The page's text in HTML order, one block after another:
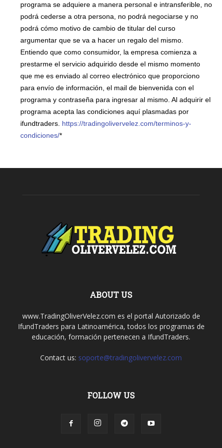
programa se adquiere a manera personal e intransferible, no
podrá cederse a otra persona, no podrá negociarse y no
podrá cómo motivo de cambio de titular del curso
argumentar que se va a hacer un regalo del mismo.
Entiendo que como consumidor, la empresa comienza a
prestarme el servicio adquirido desde el mismo momento
que me es enviado al correo electrónico que proporciono
para envío de información, el mail de bienvenida con el
programa y contraseña para ingresar al mismo. Al adquirir el
programa acepta las condiciones aquí plasmadas por
ifundtraders. https://tradingolivervelez.com/terminos-y-
condiciones/*
ABOUT US
www.TradingOliverVelez.com es el portal Autorizado de
IfundTraders para Latinoamérica, todos los programas de
educación, formación pertenecen a IfundTraders.
Contact us: soporte@tradingolivervelez.com
FOLLOW US